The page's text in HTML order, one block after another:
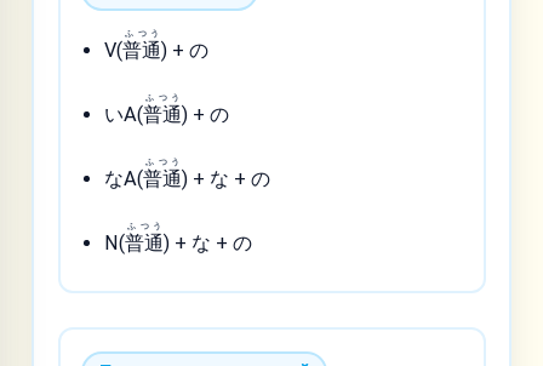
V(普通
ふつう
) + の
いA(普通
ふつう
) + の
なA(普通
ふつう
) + な + の
N(普通
ふつう
) + な + の